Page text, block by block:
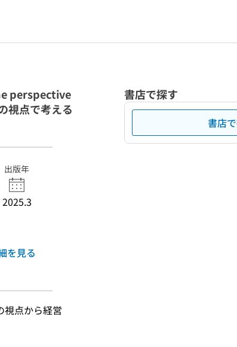
perspective
点で考える
出版年
2025.3
を見る
視点から経営
書店で探す
書店